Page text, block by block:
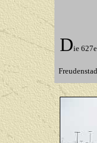
Die